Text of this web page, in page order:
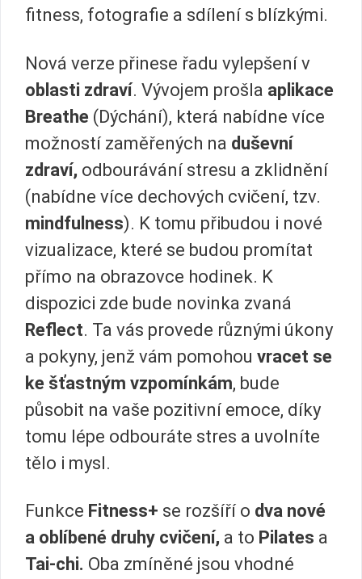
fitness, fotografie a sdílení s blízkými.
Nová verze přinese řadu vylepšení v
oblasti zdraví. Vývojem prošla aplikace
Breathe (Dýchání), která nabídne více
možností zaměřených na duševní
zdraví, odbourávání stresu a zklidnění
(nabídne více dechových cvičení, tzv.
mindfulness). K tomu přibudou i nové
vizualizace, které se budou promítat
přímo na obrazovce hodinek. K
dispozici zde bude novinka zvaná
Reflect. Ta vás provede různými úkony
a pokyny, jenž vám pomohou vracet se
ke šťastným vzpomínkám, bude
působit na vaše pozitivní emoce, díky
tomu lépe odbouráte stres a uvolníte
tělo i mysl.
Funkce Fitness+ se rozšíří o dva nové
a oblíbené druhy cvičení, a to Pilates a
Tai-chi. Oba zmíněné jsou vhodné